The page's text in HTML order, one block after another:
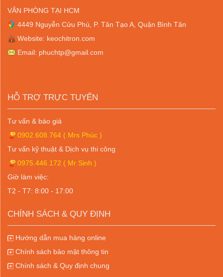
VĂN PHÒNG TẠI HCM
4449 Nguyễn Cửu Phú, P. Tân Tạo A, Quận Bình Tân
Website: keochitron.com
Email: phuchtp@gmail.com
HỖ TRỢ TRỰC TUYẾN
Tư vấn & báo giá
0902.608.764 ( Mrs Phúc )
Tư vấn kỹ thuật & Dịch vụ thi công
0975.446.172 ( Mr Sinh )
Giờ làm việc:
T2 - T7: 8:00 - 17:00
CHÍNH SÁCH & QUY ĐỊNH
Hướng dẫn mua hàng online
Chính sách bảo mật thông tin
Chính sách & Quy định chung